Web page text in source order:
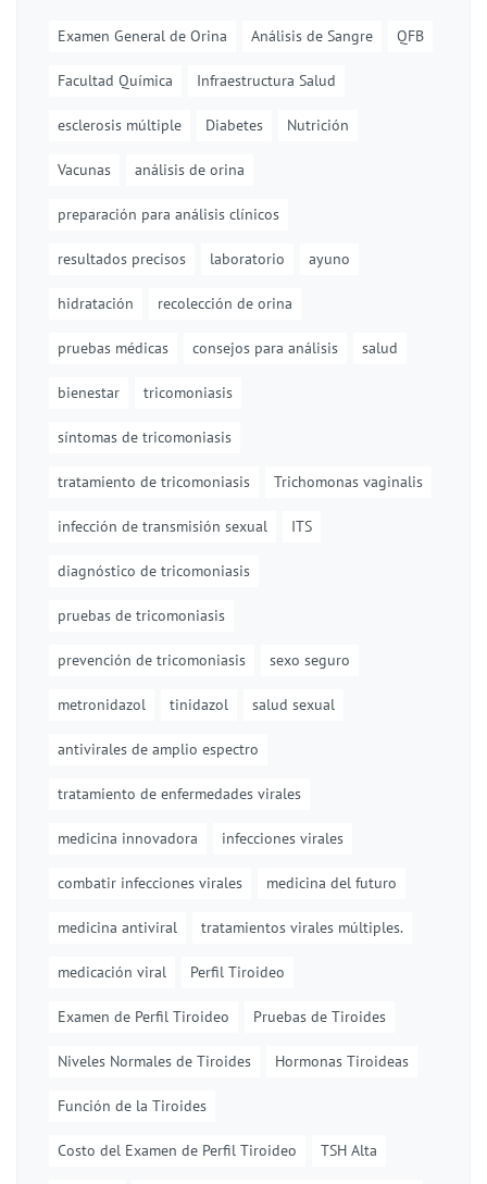
Examen General de Orina Análisis de Sangre QFB
Facultad Química Infraestructura Salud
esclerosis múltiple Diabetes Nutrición
Vacunas análisis de orina
preparación para análisis clínicos
resultados precisos laboratorio ayuno
hidratación recolección de orina
pruebas médicas consejos para análisis salud
bienestar tricomoniasis
síntomas de tricomoniasis
tratamiento de tricomoniasis Trichomonas vaginalis
infección de transmisión sexual ITS
diagnóstico de tricomoniasis
pruebas de tricomoniasis
prevención de tricomoniasis sexo seguro
metronidazol tinidazol salud sexual
antivirales de amplio espectro
tratamiento de enfermedades virales
medicina innovadora infecciones virales
combatir infecciones virales medicina del futuro
medicina antiviral tratamientos virales múltiples.
medicación viral Perfil Tiroideo
Examen de Perfil Tiroideo Pruebas de Tiroides
Niveles Normales de Tiroides Hormonas Tiroideas
Función de la Tiroides
Costo del Examen de Perfil Tiroideo TSH Alta